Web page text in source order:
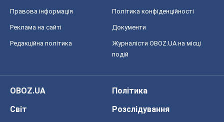
Правова інформація Політика конфіденційності
Реклама на сайті Документи
Редакційна політика
Журналісти OBOZ.UA на місці
подій
OBOZ.UA
Політика
Світ
Розслідування